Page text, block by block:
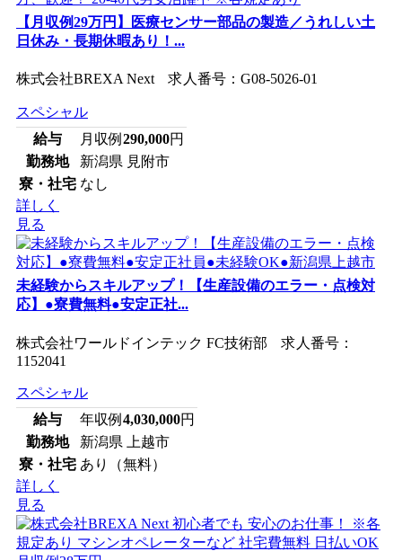
【月収例29万円】医療センサー部品の製造／うれしい土
日休み・長期休暇あり！...
株式会社BREXA Next 求人番号：G08-5026-01
スペシャル
給与
月収例 290,000円
勤務地
新潟県 見附市
寮・社宅 なし
詳しく
見る
未経験からスキルアップ！【生産設備のエラー・点検対
応】●寮費無料●安定正社...
株式会社ワールドインテック FC技術部 求人番号：
1152041
スペシャル
給与
年収例 4,030,000円
勤務地
新潟県 上越市
寮・社宅 あり（無料）
詳しく
見る